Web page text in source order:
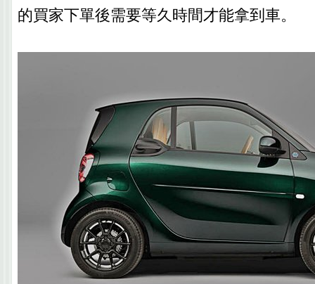
的買家下單後需要等久時間才能拿到車。